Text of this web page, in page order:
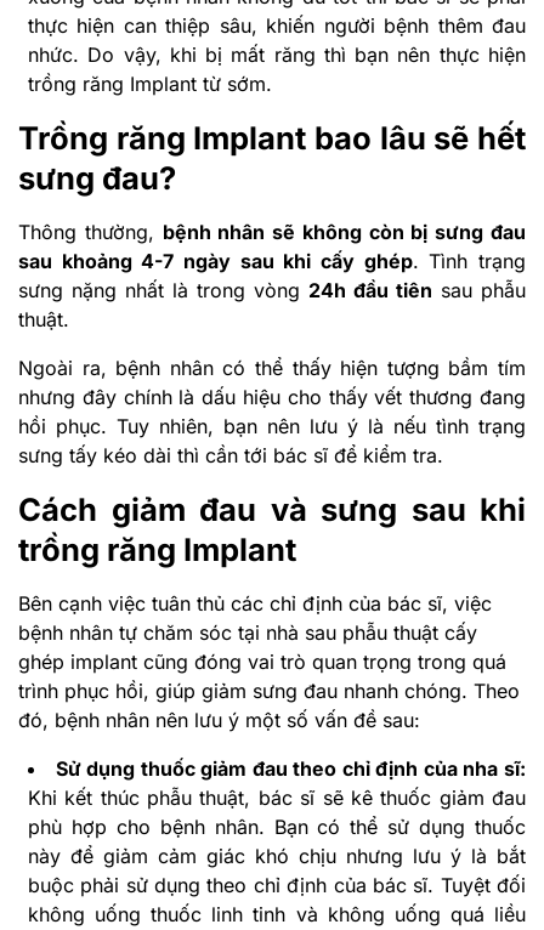
thực hiện can thiệp sâu, khiến người bệnh thêm đau
nhức. Do vậy, khi bị mất răng thì bạn nên thực hiện
trồng răng Implant từ sớm.
Trồng răng Implant bao lâu sẽ hết
sưng đau?
Thông thường, bệnh nhân sẽ không còn bị sưng đau
sau khoảng 4-7 ngày sau khi cấy ghép. Tình trạng
sưng nặng nhất là trong vòng 24h đầu tiên sau phẫu
thuật.
Ngoài ra, bệnh nhân có thể thấy hiện tượng bầm tím
nhưng đây chính là dấu hiệu cho thấy vết thương đang
hồi phục. Tuy nhiên, bạn nên lưu ý là nếu tình trạng
sưng tấy kéo dài thì cần tới bác sĩ để kiểm tra.
Cách giảm đau và sưng sau khi
trồng răng Implant
Bên cạnh việc tuân thủ các chỉ định của bác sĩ, việc
bệnh nhân tự chăm sóc tại nhà sau phẫu thuật cấy
ghép implant cũng đóng vai trò quan trọng trong quá
trình phục hồi, giúp giảm sưng đau nhanh chóng. Theo
đó, bệnh nhân nên lưu ý một số vấn đề sau:
Sử dụng thuốc giảm đau theo chỉ định của nha sĩ:
Khi kết thúc phẫu thuật, bác sĩ sẽ kê thuốc giảm đau
phù hợp cho bệnh nhân. Bạn có thể sử dụng thuốc
này để giảm cảm giác khó chịu nhưng lưu ý là bắt
buộc phải sử dụng theo chỉ định của bác sĩ. Tuyệt đối
không uống thuốc linh tinh và không uống quá liều